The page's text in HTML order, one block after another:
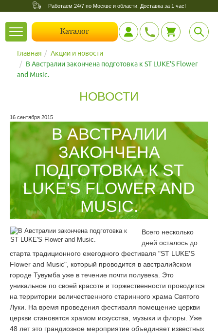
Работаем 24/7 по Москве и области. Доставка за 1 час!
Toggle
navigation
Каталог
Главная
Акции и новости
В Австралии закончена подготовка к ST LUKE'S Flower
and Music.
НОВОСТИ
16 сентября 2015
В АВСТРАЛИИ
ЗАКОНЧЕНА
ПОДГОТОВКА К ST
LUKE'S FLOWER AND
MUSIC.
Всего несколько
дней осталось до
старта традиционного ежегодного фестиваля "ST LUKE'S
Flower and Music", который проводится в австралийском
городе Тувумба уже в течение почти полувека. Это
уникальное по своей красоте и торжественности проводится
на территории величественного старинного храма Святого
Луки. На время проведения фестиваля помещение церкви
церкви становятся храмом искусства, музыки и флоры. Уже
48 лет это грандиозное мероприятие объединяет известных